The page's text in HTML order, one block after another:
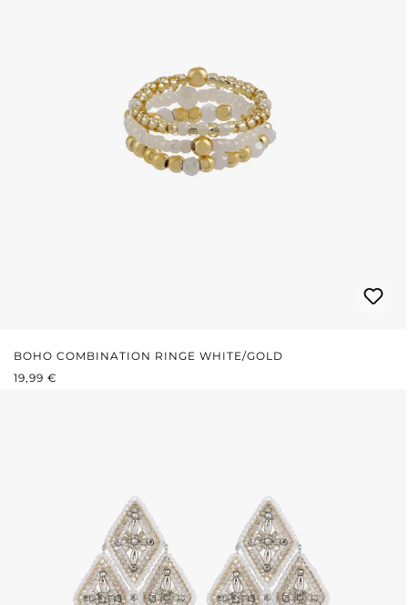
BOHO COMBINATION RINGE WHITE/GOLD
REGULÄRER PREIS:
19,99 €